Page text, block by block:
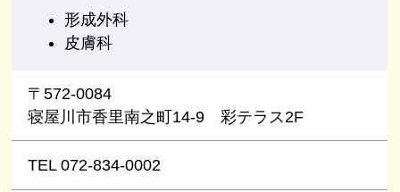
形成外科
皮膚科
〒572-0084
寝屋川市香里南之町14-9 彩テラス2F
TEL 072-834-0002